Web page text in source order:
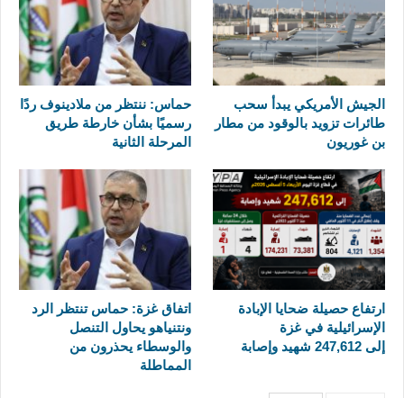
الجيش الأمريكي يبدأ سحب
طائرات تزويد بالوقود من مطار
بن غوريون
حماس: ننتظر من ملادينوف ردًا
رسميًا بشأن خارطة طريق
المرحلة الثانية
ارتفاع حصيلة ضحايا الإبادة
الإسرائيلية في غزة
إلى 247,612 شهيد وإصابة
اتفاق غزة: حماس تنتظر الرد
ونتنياهو يحاول التنصل
والوسطاء يحذرون من
المماطلة